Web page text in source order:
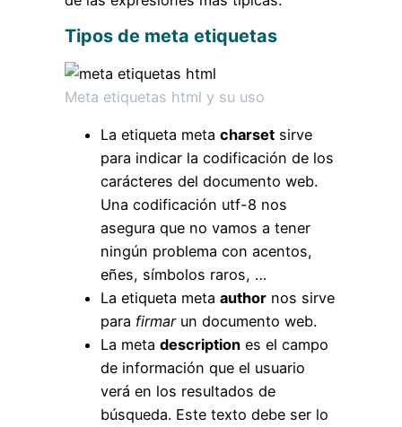
Tipos de meta etiquetas
Meta etiquetas html y su uso
La etiqueta meta charset sirve
para indicar la codificación de los
carácteres del documento web.
Una codificación utf-8 nos
asegura que no vamos a tener
ningún problema con acentos,
eñes, símbolos raros, …
La etiqueta meta author nos sirve
para firmarun documento web.
La meta description es el campo
de información que el usuario
verá en los resultados de
búsqueda. Este texto debe ser lo